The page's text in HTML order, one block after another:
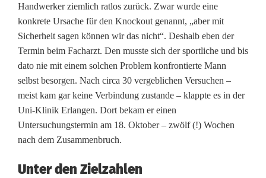
c
h
t
e
i
n
e
r
Handwerker ziemlich ratlos zurück. Zwar wurde eine
konkrete Ursache für den Knockout genannt, „aber mit
Sicherheit sagen können wir das nicht“. Deshalb eben der
Termin beim Facharzt. Den musste sich der sportliche und bis
dato nie mit einem solchen Problem konfrontierte Mann
selbst besorgen. Nach circa 30 vergeblichen Versuchen –
meist kam gar keine Verbindung zustande – klappte es in der
Uni-Klinik Erlangen. Dort bekam er einen
Untersuchungstermin am 18. Oktober – zwölf (!) Wochen
nach dem Zusammenbruch.
Unter den Zielzahlen